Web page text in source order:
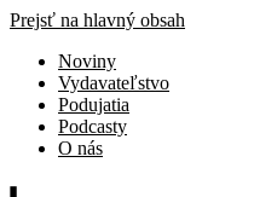
Prejsť na hlavný obsah
Noviny
Vydavateľstvo
Podujatia
Podcasty
O nás